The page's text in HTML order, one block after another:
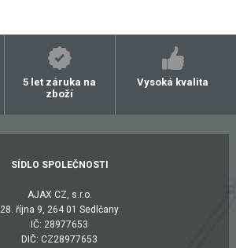
5 let záruka na
zboží
Vysoká kvalita
SÍDLO SPOLEČNOSTI
AJAX CZ, s.r.o.
28. října 9, 264 01 Sedlčany
IČ: 28977653
DIČ: CZ28977653